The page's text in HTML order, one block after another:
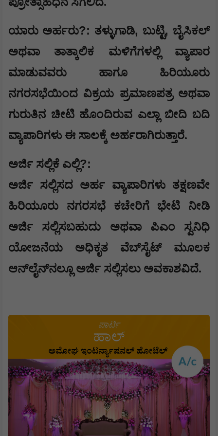
ಯಾರು ಅರ್ಹರು?: ತಳ್ಳುಗಾಡಿ, ಬುಟ್ಟಿ, ಬೈಸಿಕಲ್
ಅಥವಾ ತಾತ್ಕಾಲಿಕ ಮಳಿಗೆಗಳಲ್ಲಿ ವ್ಯಾಪಾರ
ಮಾಡುವವರು ಹಾಗೂ ಹಿರಿಯೂರು
ನಗರಸಭೆಯಿಂದ ವಿಕ್ರಯ ಪ್ರಮಾಣಪತ್ರ ಅಥವಾ
ಗುರುತಿನ ಚೀಟಿ ಹೊಂದಿರುವ ಎಲ್ಲಾ ಬೀದಿ ಬದಿ
ವ್ಯಾಪಾರಿಗಳು ಈ ಸಾಲಕ್ಕೆ ಅರ್ಹರಾಗಿರುತ್ತಾರೆ.
ಅರ್ಜಿ ಸಲ್ಲಿಕೆ ಎಲ್ಲಿ?:
ಅರ್ಜಿ ಸಲ್ಲಿಸದ ಅರ್ಹ ವ್ಯಾಪಾರಿಗಳು ತಕ್ಷಣವೇ
ಹಿರಿಯೂರು ನಗರಸಭೆ ಕಚೇರಿಗೆ ಭೇಟಿ ನೀಡಿ
ಅರ್ಜಿ ಸಲ್ಲಿಸಬಹುದು ಅಥವಾ ಪಿಎಂ ಸ್ವನಿಧಿ
ಯೋಜನೆಯ ಅಧಿಕೃತ ವೆಬ್‌ಸೈಟ್ ಮೂಲಕ
ಆನ್‌ಲೈನ್‌ನಲ್ಲೂ ಅರ್ಜಿ ಸಲ್ಲಿಸಲು ಅವಕಾಶವಿದೆ.